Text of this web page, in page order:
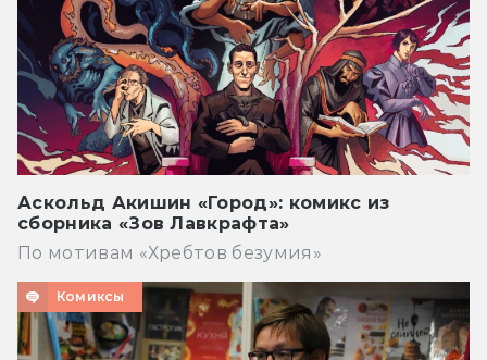
Аскольд Акишин «Город»: комикс из
сборника «Зов Лавкрафта»
По мотивам «Хребтов безумия»
Комиксы